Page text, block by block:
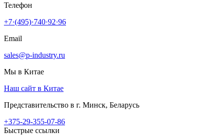
Телефон
+7·(495)·740·92·96
Email
sales@p-industry.ru
Мы в Китае
Наш сайт в Китае
Представительство в г. Минск, Беларусь
+375-29-355-07-86
Быстрые ссылки